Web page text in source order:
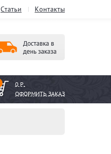
Статьи Контакты
0 Р.
ОФОРМИТЬ ЗАКАЗ